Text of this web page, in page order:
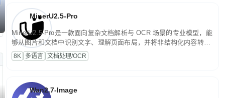
MinerU2.5-Pro
MinerU2.5-Pro是一款面向复杂文档解析与 OCR 场景的专业模型，能
够从图片和文档中识别文字、理解页面布局，并将非结构化内容转换
为便于存储、检索和二次处理的结构化结果。
8K 多语言 文档处理/OCR
Wan2.7-Image